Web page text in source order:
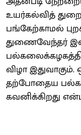
உயர்கல்வித்
பங்கேற்காமல்
துணைவேந்தர்
விழா
தற்போதைய
கவனிக்கிறது